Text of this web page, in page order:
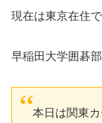
現在は東京在住で
早稲田大学囲碁
本日は関東カ